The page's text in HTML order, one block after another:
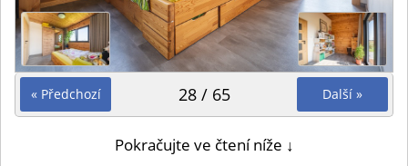
« Předchozí Další »
28 / 65
Pokračujte ve čtení níže ↓